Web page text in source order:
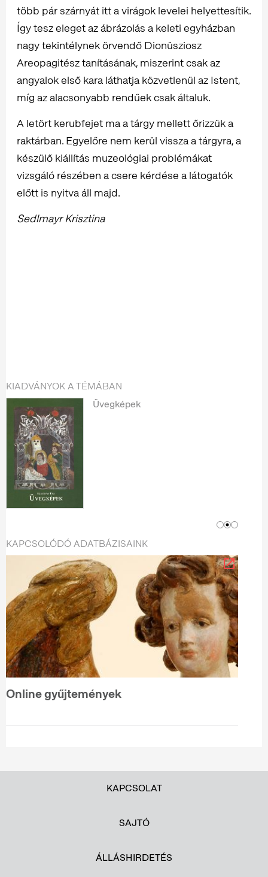
több pár szárnyát itt a virágok levelei helyettesítik.
Így tesz eleget az ábrázolás a keleti egyházban
nagy tekintélynek örvendő Dionüsziosz
Areopagitész tanításának, miszerint csak az
angyalok első kara láthatja közvetlenül az Istent,
míg az alacsonyabb rendűek csak általuk.
A letört kerubfejet ma a tárgy mellett őrizzük a
raktárban. Egyelőre nem kerül vissza a tárgyra, a
készülő kiállítás muzeológiai problémákat
vizsgáló részében a csere kérdése a látogatók
előtt is nyitva áll majd.
Sedlmayr Krisztina
KIADVÁNYOK A TÉMÁBAN
Üvegképek
KAPCSOLÓDÓ ADATBÁZISAINK
Online gyűjtemények
KAPCSOLAT
SAJTÓ
ÁLLÁSHIRDETÉS